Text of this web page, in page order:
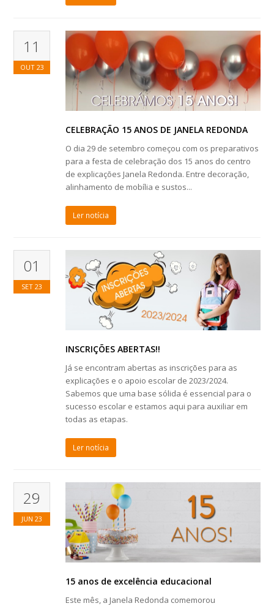
11
OUT 23
CELEBRAÇÃO 15 ANOS DE JANELA REDONDA
O dia 29 de setembro começou com os preparativos
para a festa de celebração dos 15 anos do centro
de explicações Janela Redonda. Entre decoração,
alinhamento de mobília e sustos...
Ler notícia
01
SET 23
INSCRIÇÕES ABERTAS!!
Já se encontram abertas as inscrições para as
explicações e o apoio escolar de 2023/2024.
Sabemos que uma base sólida é essencial para o
sucesso escolar e estamos aqui para auxiliar em
todas as etapas.
Ler notícia
29
JUN 23
15 anos de excelência educacional
Este mês, a Janela Redonda comemorou